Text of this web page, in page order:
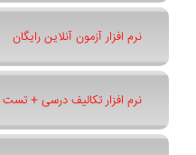
نرم افزار آزمون آنلاین رایگان
نرم افزار تکالیف درسی + تست